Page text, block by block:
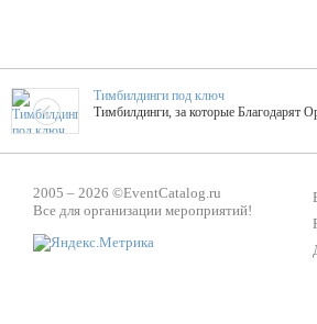
Тимбилдинги под ключ
Тимбилдинги, за которые Благодарят
ТОПовые мастер-классы на
2005 – 2026 ©EventCatalog.ru
Все для организации мероприятий!